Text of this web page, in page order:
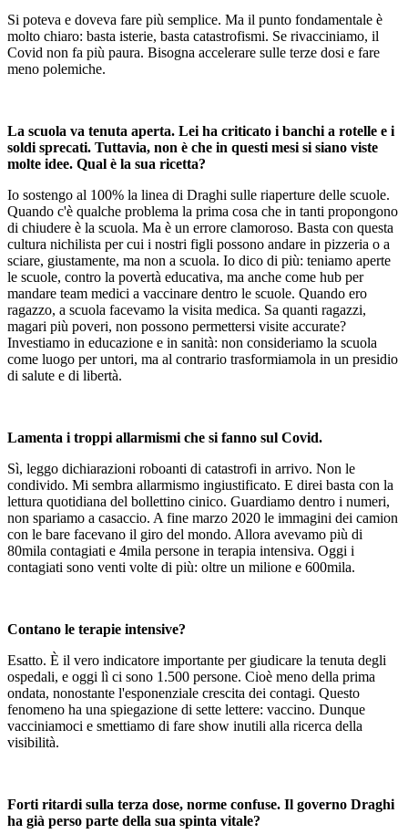
Si poteva e doveva fare più semplice. Ma il punto fondamentale è
molto chiaro: basta isterie, basta catastrofismi. Se rivacciniamo, il
Covid non fa più paura. Bisogna accelerare sulle terze dosi e fare
meno polemiche.
La scuola va tenuta aperta. Lei ha criticato i banchi a rotelle e i
soldi sprecati. Tuttavia, non è che in questi mesi si siano viste
molte idee. Qual è la sua ricetta?
Io sostengo al 100% la linea di Draghi sulle riaperture delle scuole.
Quando c'è qualche problema la prima cosa che in tanti propongono
di chiudere è la scuola. Ma è un errore clamoroso. Basta con questa
cultura nichilista per cui i nostri figli possono andare in pizzeria o a
sciare, giustamente, ma non a scuola. Io dico di più: teniamo aperte
le scuole, contro la povertà educativa, ma anche come hub per
mandare team medici a vaccinare dentro le scuole. Quando ero
ragazzo, a scuola facevamo la visita medica. Sa quanti ragazzi,
magari più poveri, non possono permettersi visite accurate?
Investiamo in educazione e in sanità: non consideriamo la scuola
come luogo per untori, ma al contrario trasformiamola in un presidio
di salute e di libertà.
Lamenta i troppi allarmismi che si fanno sul Covid.
Sì, leggo dichiarazioni roboanti di catastrofi in arrivo. Non le
condivido. Mi sembra allarmismo ingiustificato. E direi basta con la
lettura quotidiana del bollettino cinico. Guardiamo dentro i numeri,
non spariamo a casaccio. A fine marzo 2020 le immagini dei camion
con le bare facevano il giro del mondo. Allora avevamo più di
80mila contagiati e 4mila persone in terapia intensiva. Oggi i
contagiati sono venti volte di più: oltre un milione e 600mila.
Contano le terapie intensive?
Esatto. È il vero indicatore importante per giudicare la tenuta degli
ospedali, e oggi lì ci sono 1.500 persone. Cioè meno della prima
ondata, nonostante l'esponenziale crescita dei contagi. Questo
fenomeno ha una spiegazione di sette lettere: vaccino. Dunque
vacciniamoci e smettiamo di fare show inutili alla ricerca della
visibilità.
Forti ritardi sulla terza dose, norme confuse. Il governo Draghi
ha già perso parte della sua spinta vitale?